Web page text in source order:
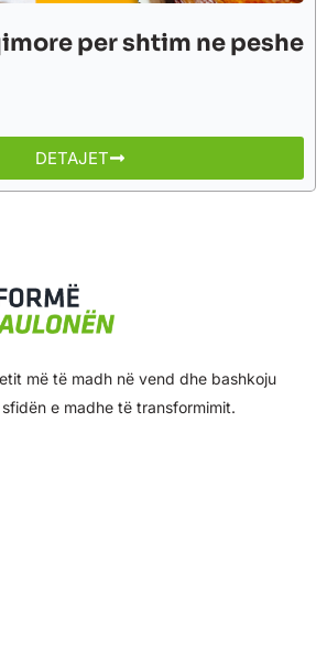
per shtim ne peshe
DETAJET
më të madh në vend dhe bashkoju
e madhe të transformimit.